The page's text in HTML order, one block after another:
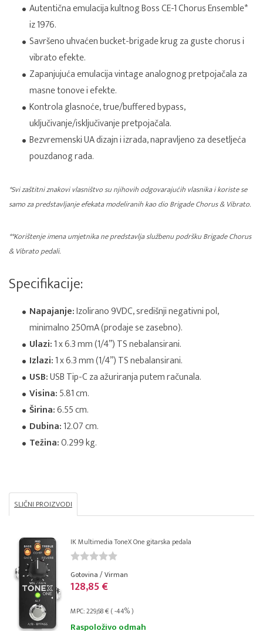
Autentična emulacija kultnog Boss CE-1 Chorus Ensemble*
iz 1976.
Savršeno uhvaćen bucket-brigade krug za guste chorus i
vibrato efekte.
Zapanjujuća emulacija vintage analognog pretpojačala za
masne tonove i efekte.
Kontrola glasnoće, true/buffered bypass,
uključivanje/isključivanje pretpojačala.
Bezvremenski UA dizajn i izrada, napravljeno za desetljeća
pouzdanog rada.
*Svi zaštitni znakovi vlasništvo su njihovih odgovarajućih vlasnika i koriste se
samo za predstavljanje efekata modeliranih kao dio Brigade Chorus & Vibrato.
**Korištenje imena umjetnika ne predstavlja službenu podršku Brigade Chorus
& Vibrato pedali.
Specifikacije:
Napajanje:Izolirano 9VDC, središnji negativni pol,
minimalno 250mA (prodaje se zasebno).
Ulazi:1 x 6.3 mm (1/4”) TS nebalansirani.
Izlazi:1 x 6.3 mm (1/4”) TS nebalansirani.
USB:USB Tip-C za ažuriranja putem računala.
Visina:5.81 cm.
Širina:6.55 cm.
Dubina:12.07 cm.
Težina:0.299 kg.
SLIČNI PROIZVODI
IK Multimedia ToneX One gitarska pedala
Gotovina / Virman
128,85 €
MPC: 229,68 € ( -44% )
Raspoloživo odmah